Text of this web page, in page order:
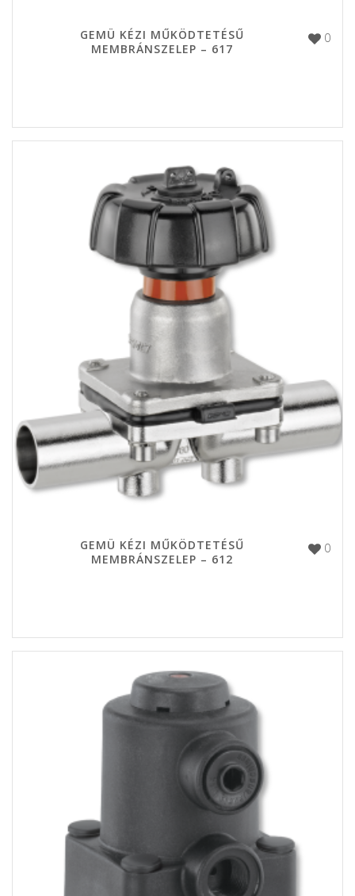
0
GEMÜ KÉZI MŰKÖDTETÉSŰ
MEMBRÁNSZELEP – 617
0
GEMÜ KÉZI MŰKÖDTETÉSŰ
MEMBRÁNSZELEP – 612